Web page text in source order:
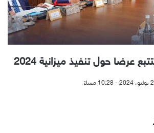
عرضا حول تنفيذ ميزانية 2024
مساءً